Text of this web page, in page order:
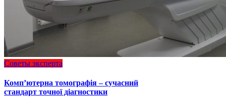
Советы эксперта
Комп’ютерна томографія – сучасний
стандарт точної діагностики